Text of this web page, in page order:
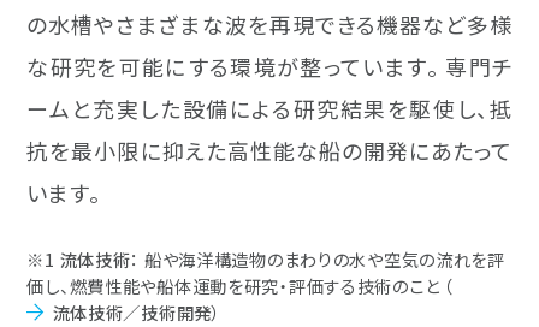
の水槽やさまざまな波を再現できる機器など多様
な研究を可能にする環境が整っています。 専門チ
ームと充実した設備による研究結果を駆使し、抵
抗を最小限に抑えた高性能な船の開発にあたって
います。
※1 流体技術： 船や海洋構造物のまわりの水や空気の流れを評
価し、燃費性能や船体運動を研究・評価する技術のこと （
流体技術／技術開発）